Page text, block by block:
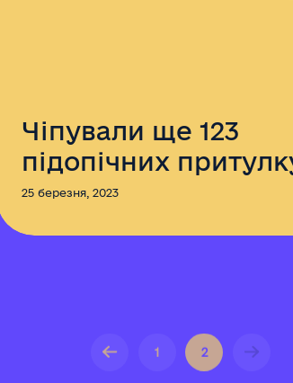
Чіпували ще 123
підопічних
25 березня, 2023
2